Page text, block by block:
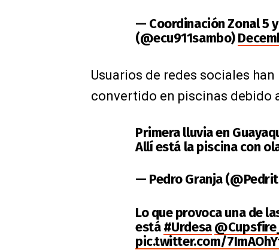
— Coordinación Zonal 5
(@ecu911sambo)
Usuarios de redes sociales
convertido en piscinas debido
Primera lluvia en
Allí está la piscina con
— Pedro Granja
Lo que provoca una de
está#Urdesa
pic.twitter.com/